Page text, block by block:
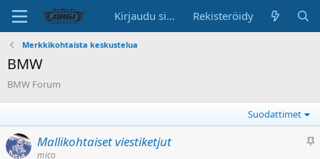
Kirjaudu sisään Rekisteröidy
Merkkikohtaista keskustelua
BMW
BMW Forum
Suodattimet
K
Mallikohtaiset viestiketjut
mico